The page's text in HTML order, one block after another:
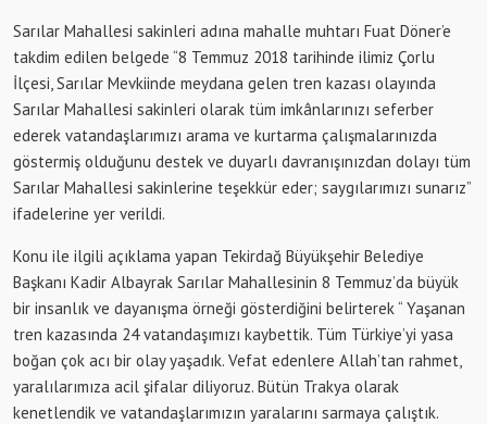
Sarılar Mahallesi sakinleri adına mahalle muhtarı Fuat Döner’e
takdim edilen belgede “8 Temmuz 2018 tarihinde ilimiz Çorlu
İlçesi, Sarılar Mevkiinde meydana gelen tren kazası olayında
Sarılar Mahallesi sakinleri olarak tüm imkânlarınızı seferber
ederek vatandaşlarımızı arama ve kurtarma çalışmalarınızda
göstermiş olduğunu destek ve duyarlı davranışınızdan dolayı tüm
Sarılar Mahallesi sakinlerine teşekkür eder; saygılarımızı sunarız”
ifadelerine yer verildi.
Konu ile ilgili açıklama yapan Tekirdağ Büyükşehir Belediye
Başkanı Kadir Albayrak Sarılar Mahallesinin 8 Temmuz’da büyük
bir insanlık ve dayanışma örneği gösterdiğini belirterek “ Yaşanan
tren kazasında 24 vatandaşımızı kaybettik. Tüm Türkiye’yi yasa
boğan çok acı bir olay yaşadık. Vefat edenlere Allah’tan rahmet,
yaralılarımıza acil şifalar diliyoruz. Bütün Trakya olarak
kenetlendik ve vatandaşlarımızın yaralarını sarmaya çalıştık.